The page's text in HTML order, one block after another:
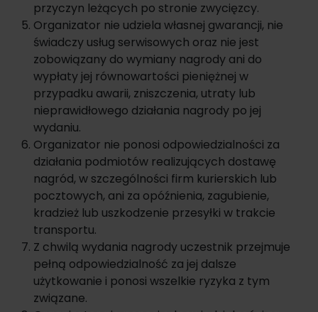
przyczyn leżących po stronie zwycięzcy.
Organizator nie udziela własnej gwarancji, nie
świadczy usług serwisowych oraz nie jest
zobowiązany do wymiany nagrody ani do
wypłaty jej równowartości pieniężnej w
przypadku awarii, zniszczenia, utraty lub
nieprawidłowego działania nagrody po jej
wydaniu.
Organizator nie ponosi odpowiedzialności za
działania podmiotów realizujących dostawę
nagród, w szczególności firm kurierskich lub
pocztowych, ani za opóźnienia, zagubienie,
kradzież lub uszkodzenie przesyłki w trakcie
transportu.
Z chwilą wydania nagrody uczestnik przejmuje
pełną odpowiedzialność za jej dalsze
użytkowanie i ponosi wszelkie ryzyka z tym
związane.